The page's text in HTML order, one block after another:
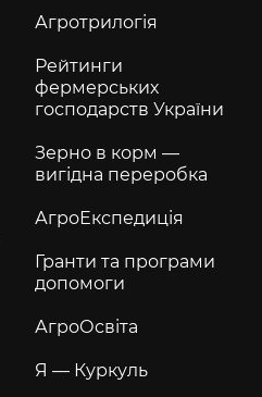
Агротрилогія
Рейтинги
фермерських
господарств України
Зерно в корм —
вигідна переробка
АгроЕкспедиція
Гранти та програми
допомоги
АгроОсвіта
Я — Куркуль